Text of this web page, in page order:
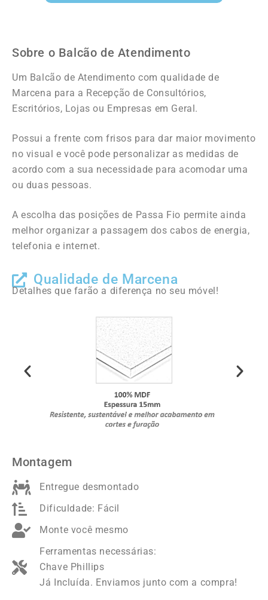
Sobre o Balcão de Atendimento
Um Balcão de Atendimento com qualidade de
Marcena para a Recepção de Consultórios,
Escritórios, Lojas ou Empresas em Geral.
Possui a frente com frisos para dar maior movimento
no visual e você pode personalizar as medidas de
acordo com a sua necessidade para acomodar uma
ou duas pessoas.
A escolha das posições de Passa Fio permite ainda
melhor organizar a passagem dos cabos de energia,
telefonia e internet.
Qualidade de Marcena
Detalhes que farão a diferença no seu móvel!
Montagem
Entregue desmontado
Dificuldade: Fácil
Monte você mesmo
Ferramentas necessárias:
Chave Phillips
Já Incluída. Enviamos junto com a compra!